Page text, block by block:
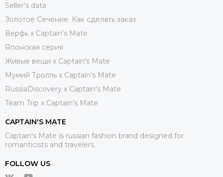
Seller's data
Золотое Сечение. Как сделать заказ
Верфь х Captain's Mate
Японская серия
Живые вещи х Captain's Mate
Мумий Тролль х Сaptain's Mate
RussiaDiscovery x Captain's Mate
Team Trip x Captain's Mate
CAPTAIN'S MATE
Captain's Mate is russian fashion brand designed for
romanticists and travelers.
FOLLOW US